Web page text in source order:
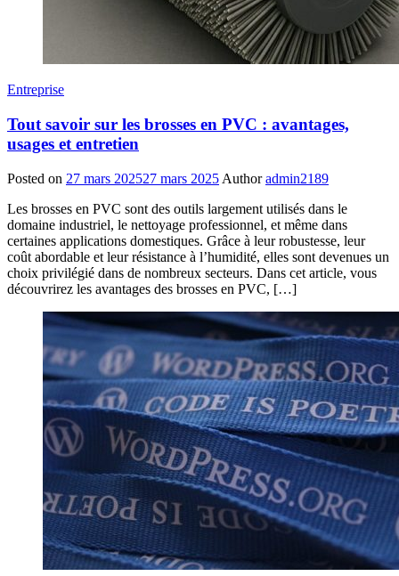
Entreprise
Tout savoir sur les brosses en PVC : avantages,
usages et entretien
Posted on 27 mars 202527 mars 2025 Author admin2189
Les brosses en PVC sont des outils largement utilisés dans le
domaine industriel, le nettoyage professionnel, et même dans
certaines applications domestiques. Grâce à leur robustesse, leur
coût abordable et leur résistance à l’humidité, elles sont devenues un
choix privilégié dans de nombreux secteurs. Dans cet article, vous
découvrirez les avantages des brosses en PVC, […]